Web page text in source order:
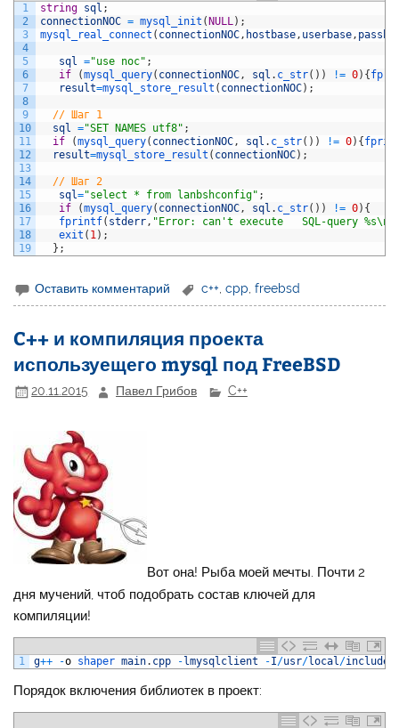
1
2
3
4
5
6
7
8
9
10
11
12
13
14
15
16
17
18
19
string sql ;
connectionNOC = mysql_init (NULL) ;
mysql_real_connect ( connectionNOC, hostbase, userbase,
sql ="use noc" ;
if
(mysql_query( connectionNOC, sql . c_str( ) ) != 0) {
result=mysql_store_result ( connectionNOC) ;
// Шаг 1
sql ="SET NAMES utf8" ;
if
(mysql_query( connectionNOC, sql . c_str( ) ) != 0) {
result=mysql_store_result ( connectionNOC) ;
// Шаг 2
sql="select * from lanbshconfig" ;
if
(mysql_query( connectionNOC, sql . c_str( ) ) != 0) {
fprintf( stderr, "Error: can't execute   SQL-query %s\n"
exit ( 1) ;
} ;
Оставить комментарий c++ ,cpp ,freebsd
C++ и компиляция проекта
используещего mysql под FreeBSD
20.11.2015 Павел Грибов C++
Вот она! Рыба моей мечты. Почти 2
дня мучений, чтоб подобрать состав ключей для
компиляции!
1 g++ -o shaper main. cpp -lmysqlclient -I/usr/local /include
Порядок включения библиотек в проект: